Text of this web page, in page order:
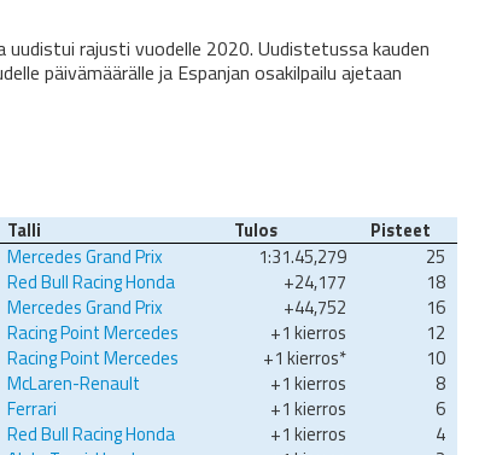
uudistui rajusti vuodelle 2020. Uudistetussa kauden
päivämäärälle ja Espanjan osakilpailu ajetaan
Talli Tulos
Pisteet
Mercedes Grand Prix 1:31.45,279
25
Red Bull Racing Honda +24,177
18
Mercedes Grand Prix +44,752
16
Racing Point Mercedes +1 kierros
12
Racing Point Mercedes +1 kierros*
10
McLaren-Renault +1 kierros
8
Ferrari +1 kierros
6
Red Bull Racing Honda +1 kierros
4